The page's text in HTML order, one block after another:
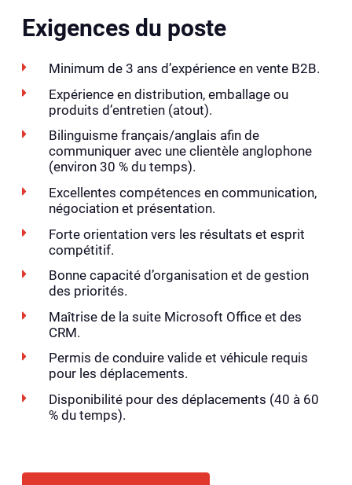
Exigences du poste
Minimum de 3 ans d’expérience en vente B2B.
Expérience en distribution, emballage ou
produits d’entretien (atout).
Bilinguisme français/anglais afin de
communiquer avec une clientèle anglophone
(environ 30 % du temps).
Excellentes compétences en communication,
négociation et présentation.
Forte orientation vers les résultats et esprit
compétitif.
Bonne capacité d’organisation et de gestion
des priorités.
Maîtrise de la suite Microsoft Office et des
CRM.
Permis de conduire valide et véhicule requis
pour les déplacements.
Disponibilité pour des déplacements (40 à 60
% du temps).